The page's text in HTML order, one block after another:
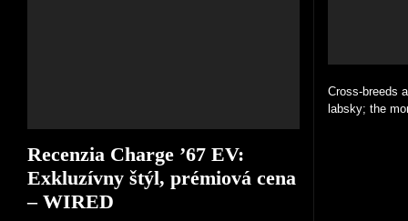
Cross-breeds
labsky; the
Winter might
busiest with
All Eyes On
When
Recenzia Charge ’67 EV:
Exkluzívny štýl, prémiová cena
– WIRED